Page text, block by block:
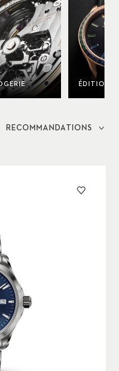
ÉDITIONS
RECOMMANDATIONS